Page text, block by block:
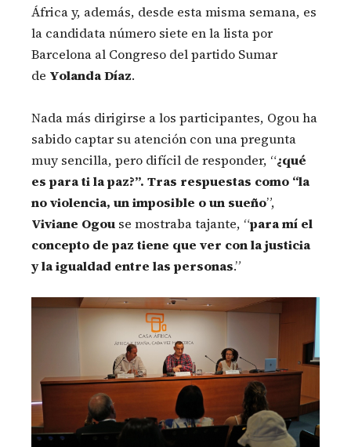
África y, además, desde esta misma semana, es
la candidata número siete en la lista por
Barcelona al Congreso del partido Sumar
de Yolanda Díaz.
Nada más dirigirse a los participantes, Ogou ha
sabido captar su atención con una pregunta
muy sencilla, pero difícil de responder, “¿qué
es para ti la paz?”. Tras respuestas como “la
no violencia, un imposible o un sueño”,
Viviane Ogou se mostraba tajante, “para mí el
concepto de paz tiene que ver con la justicia
y la igualdad entre las personas.”